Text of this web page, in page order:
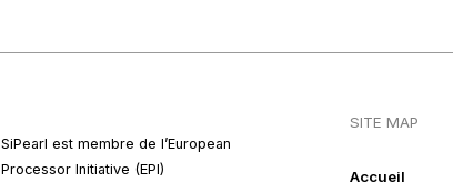
SiPearl est membre de l’European
Processor Initiative (EPI)
SITE MAP
Accueil